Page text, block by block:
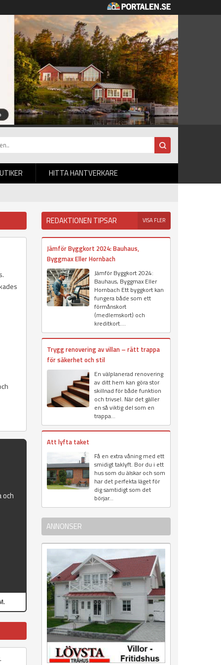
HITTA HANTVERKARE
REDAKTIONEN TIPSAR VISA FLER
Jämför Byggkort 2024: Bauhaus,
Byggmax Eller Hornbach
Jämför Byggkort 2024:
Bauhaus, Byggmax Eller
Hornbach Ett byggkort kan
fungera både som ett
förmånskort
(medlemskort) och
kreditkort....
Trygg renovering av villan – rätt trappa
för säkerhet och stil
En välplanerad renovering
av ditt hem kan göra stor
skillnad för både funktion
och trivsel. När det gäller
en så viktig del som en
trappa...
Att lyfta taket
Få en extra våning med ett
smidigt taklyft. Bor du i ett
hus som du älskar och som
har det perfekta läget för
dig samtidigt som det
börjar...
ANNONSER